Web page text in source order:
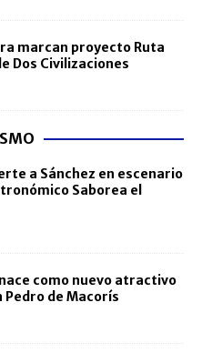
marcan proyecto Ruta
Dos Civilizaciones
a Sánchez en escenario
Saborea el
como nuevo atractivo
de Macorís